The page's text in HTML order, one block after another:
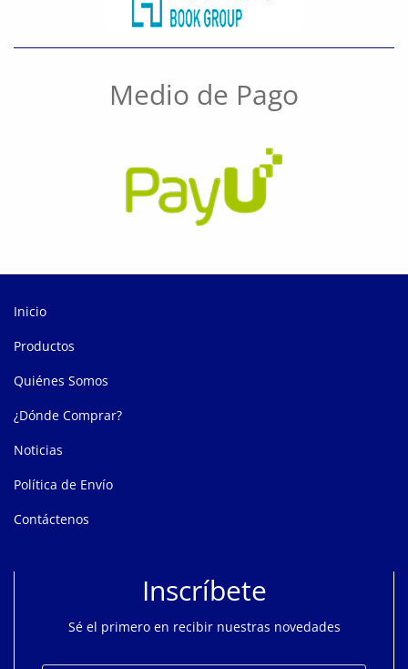
Medio de Pago
Inicio
Productos
Quiénes Somos
¿Dónde Comprar?
Noticias
Política de Envío
Contáctenos
Inscríbete
Sé el primero en recibir nuestras novedades